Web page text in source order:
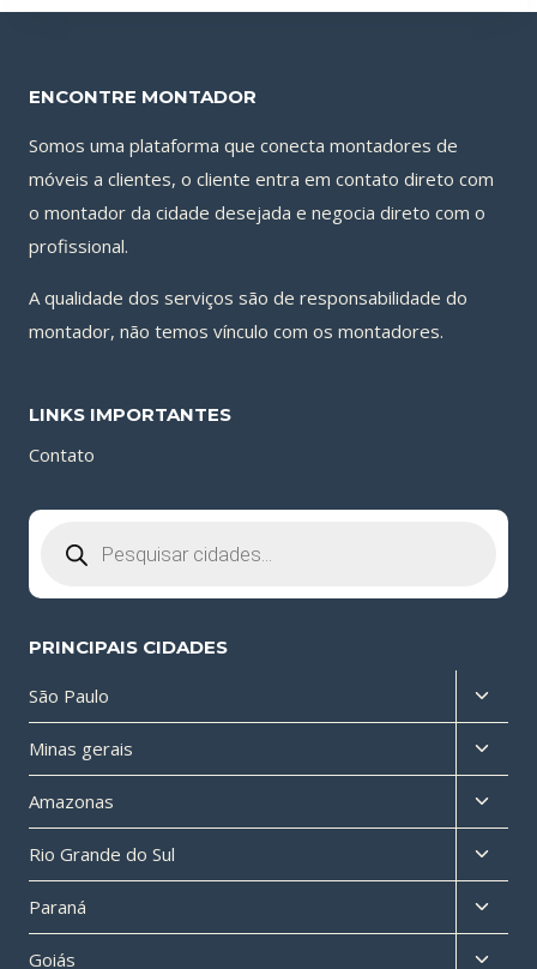
ENCONTRE MONTADOR
Somos uma plataforma que conecta montadores de
móveis a clientes, o cliente entra em contato direto com
o montador da cidade desejada e negocia direto com o
profissional.
A qualidade dos serviços são de responsabilidade do
montador, não temos vínculo com os montadores.
LINKS IMPORTANTES
Contato
produtos
PRINCIPAIS CIDADES
São Paulo
menu
filho
Minas gerais
menu
filho
Amazonas
menu
filho
Rio Grande do Sul
menu
filho
Paraná
menu
filho
Goiás